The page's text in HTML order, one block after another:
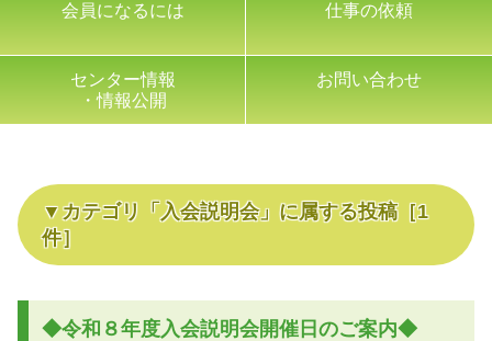
会員になるには 仕事の依頼
センター情報
・情報公開
お問い合わせ
カテゴリ「入会説明会」に属する投稿［1
件］
◆令和８年度入会説明会開催日のご案内◆